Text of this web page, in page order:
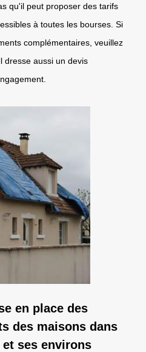
qu'il peut proposer des tarifs
à toutes les bourses. Si
complémentaires, veuillez
dresse aussi un devis
en place des
des maisons dans
ses environs